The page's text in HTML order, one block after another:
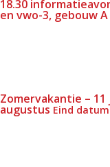
18.30
en vwo-3, gebouw A
Zomervakantie –
augustus Eind